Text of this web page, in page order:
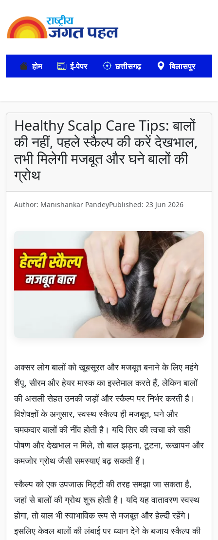
होम ई-पेपर छत्तीसगढ़ बिलासपुर
Healthy Scalp Care Tips: बालों
की नहीं, पहले स्कैल्प की करें देखभाल,
तभी मिलेगी मजबूत और घने बालों की
ग्रोथ
Author: Manishankar PandeyPublished: 23 Jun 2026
अक्सर लोग बालों को खूबसूरत और मजबूत बनाने के लिए महंगे
शैंपू, सीरम और हेयर मास्क का इस्तेमाल करते हैं, लेकिन बालों
की असली सेहत उनकी जड़ों और स्कैल्प पर निर्भर करती है।
विशेषज्ञों के अनुसार, स्वस्थ स्कैल्प ही मजबूत, घने और
चमकदार बालों की नींव होती है। यदि सिर की त्वचा को सही
पोषण और देखभाल न मिले, तो बाल झड़ना, टूटना, रूखापन और
कमजोर ग्रोथ जैसी समस्याएं बढ़ सकती हैं।
स्कैल्प को एक उपजाऊ मिट्टी की तरह समझा जा सकता है,
जहां से बालों की ग्रोथ शुरू होती है। यदि यह वातावरण स्वस्थ
होगा, तो बाल भी स्वाभाविक रूप से मजबूत और हेल्दी रहेंगे।
इसलिए केवल बालों की लंबाई पर ध्यान देने के बजाय स्कैल्प की